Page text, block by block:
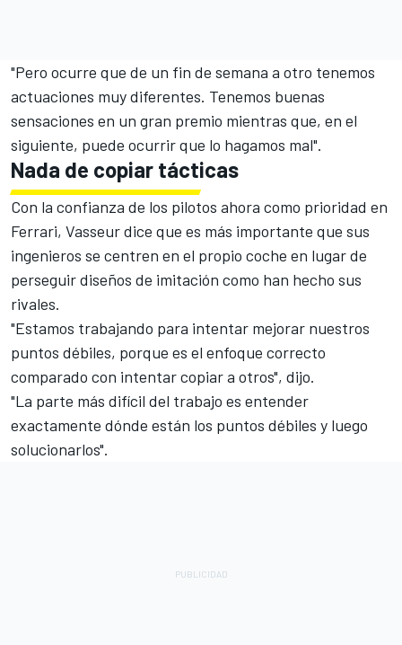
"Pero ocurre que de un fin de semana a otro tenemos
actuaciones muy diferentes. Tenemos buenas
sensaciones en un gran premio mientras que, en el
siguiente, puede ocurrir que lo hagamos mal".
Nada de copiar tácticas
Con la confianza de los pilotos ahora como prioridad en
Ferrari, Vasseur dice que es más importante que sus
ingenieros se centren en el propio coche en lugar de
perseguir diseños de imitación como han hecho sus
rivales.
"Estamos trabajando para intentar mejorar nuestros
puntos débiles, porque es el enfoque correcto
comparado con intentar copiar a otros", dijo.
"La parte más difícil del trabajo es entender
exactamente dónde están los puntos débiles y luego
solucionarlos".